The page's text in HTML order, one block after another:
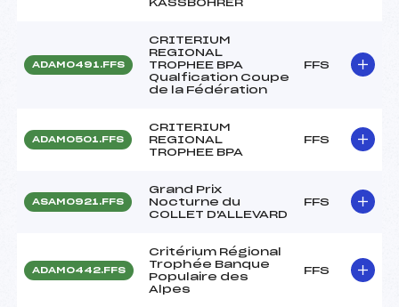
KASSBOHRER
ADAM0491.FFS
CRITERIUM
REGIONAL
TROPHEE BPA
Qualfication Coupe
de la Fédération
FFS
ADAM0501.FFS
CRITERIUM
REGIONAL
TROPHEE BPA
FFS
ASAM0921.FFS
Grand Prix
Nocturne du
COLLET D'ALLEVARD
FFS
ADAM0442.FFS
Critérium Régional
Trophée Banque
Populaire des
Alpes
FFS